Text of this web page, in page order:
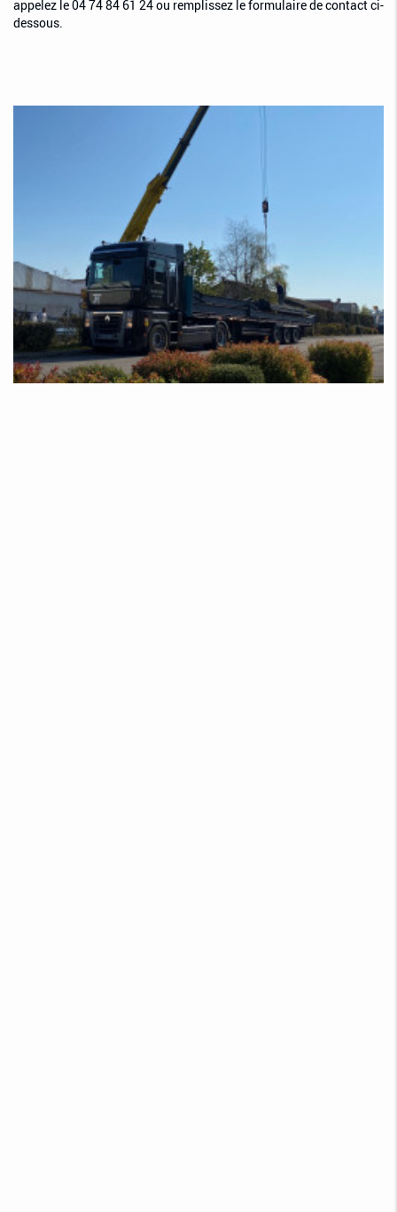
appelez le 04 74 84 61 24 ou remplissez le formulaire de contact ci-
dessous.